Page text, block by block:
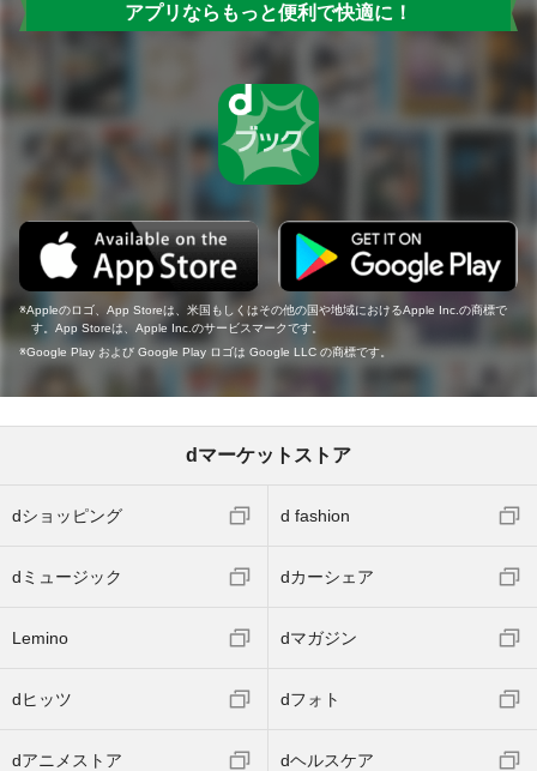
アプリならもっと便利で快適に！
Appleのロゴ、App Storeは、米国もしくはその他の国や地域におけるApple Inc.の商標で
す。App Storeは、Apple Inc.のサービスマークです。
Google Play および Google Play ロゴは Google LLC の商標です。
dマーケットストア
dショッピング d fashion
dミュージック dカーシェア
Lemino dマガジン
dヒッツ dフォト
dアニメストア dヘルスケア